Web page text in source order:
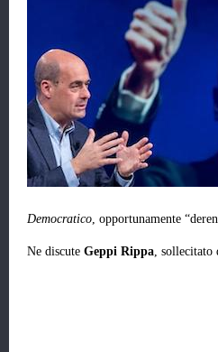
Democratico, opportunamente
Ne discute Geppi Rippa, sollecitato